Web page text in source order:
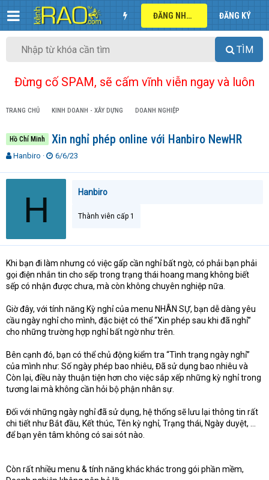
ĐĂNG NHẬP ĐĂNG KÝ
TÌM
Đừng cố SPAM, sẽ cấm vĩnh viễn ngay và luôn
TRANG CHỦ KINH DOANH - XÂY DỰNG DOANH NGHIỆP
Hồ Chí Minh Xin nghỉ phép online với Hanbiro NewHR
T
r
a
t
e
r
Hanbiro
N
à
6/6/23
H Hanbiro
Thành viên cấp 1
Khi bạn đi làm nhưng có việc gấp cần nghỉ bất ngờ, có phải bạn phải
gọi điện nhắn tin cho sếp trong trạng thái hoang mang không biết
sếp có nhận được chưa, mà còn không chuyên nghiệp nữa.
Giờ đây, với tính năng Kỳ nghỉ của menu NHÂN SỰ, bạn dễ dàng yêu
cầu ngày nghỉ cho mình, đặc biệt có thể “Xin phép sau khi đã nghỉ”
cho những trường hợp nghỉ bất ngờ như trên.
Bên cạnh đó, bạn có thể chủ động kiểm tra “Tình trạng ngày nghỉ”
của mình như: Số ngày phép bao nhiêu, Đã sử dụng bao nhiêu và
Còn lại, điều này thuận tiện hơn cho việc sắp xếp những kỳ nghỉ trong
tương lai mà không cần hỏi bộ phận nhân sự.
Đối với những ngày nghỉ đã sử dụng, hệ thống sẽ lưu lại thông tin rất
chi tiết như Bắt đầu, Kết thúc, Tên kỳ nghỉ, Trạng thái, Ngày duyệt, …
để bạn yên tâm không có sai sót nào.
Còn rất nhiều menu & tính năng khác khác trong gói phần mềm,